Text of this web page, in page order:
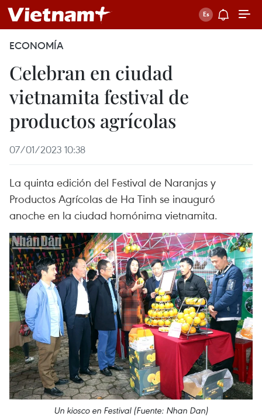
ECONOMÍA
Celebran en ciudad
vietnamita festival de
productos agrícolas
07/01/2023 10:38
La quinta edición del Festival de Naranjas y
Productos Agrícolas de Ha Tinh se inauguró
anoche en la ciudad homónima vietnamita.
Un kiosco en Festival (Fuente: Nhan Dan)